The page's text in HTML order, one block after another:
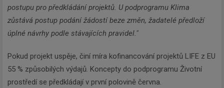
postupu pro předkládání projektů. U podprogramu Klima
zůstává postup podání žádostí beze změn, žadatelé předloží
úplné návrhy podle stávajících pravidel."
Pokud projekt uspěje, činí míra kofinancování projektů LIFE z EU
55 % způsobilých výdajů. Koncepty do podprogramu Životní
prostředí se předkládají v první polovině června.
Newsletter
Zadejte váš email a my Vám